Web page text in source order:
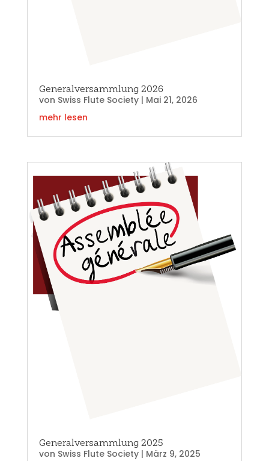
Generalversammlung 2026
von Swiss Flute Society| Mai 21, 2026
mehr lesen
Generalversammlung 2025
von Swiss Flute Society| März 9, 2025